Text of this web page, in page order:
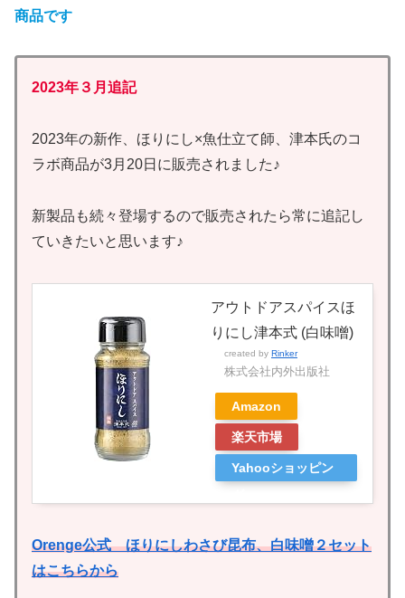
商品です
2023年３月追記
2023年の新作、ほりにし×魚仕立て師、津本氏のコ
ラボ商品が3月20日に販売されました♪
新製品も続々登場するので販売されたら常に追記し
ていきたいと思います♪
アウトドアスパイスほ
りにし津本式 (白味噌)
created by Rinker
株式会社内外出版社
Amazon
楽天市場
Yahooショッピン
Orenge公式 ほりにしわさび昆布、白味噌２セット
はこちらから